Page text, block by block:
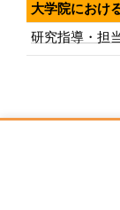
大学院におけ
研究指導・担